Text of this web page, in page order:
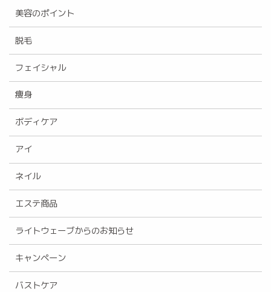
美容のポイント
脱毛
フェイシャル
痩身
ボディケア
アイ
ネイル
エステ商品
ライトウェーブからのお知らせ
キャンペーン
バストケア